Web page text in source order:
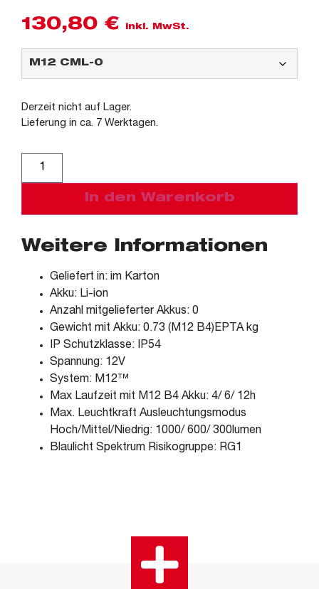
130,80 € inkl. MwSt.
Derzeit nicht auf Lager.
Lieferung in ca. 7 Werktagen.
In den Warenkorb
Weitere Informationen
Geliefert in: im Karton
Akku: Li-ion
Anzahl mitgelieferter Akkus: 0
Gewicht mit Akku: 0.73 (M12 B4)EPTA kg
IP Schutzklasse: IP54
Spannung: 12V
System: M12™
Max Laufzeit mit M12 B4 Akku: 4/ 6/ 12h
Max. Leuchtkraft Ausleuchtungsmodus
Hoch/Mittel/Niedrig: 1000/ 600/ 300lumen
Blaulicht Spektrum Risikogruppe: RG1